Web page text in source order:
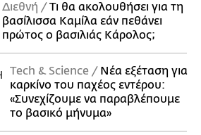
Διεθνή
Τι θα ακολουθήσει για τη
βασίλισσα Καμίλα εάν πεθάνει
πρώτος ο βασιλιάς Κάρολος;
Τech & Science
Νέα εξέταση για
καρκίνο του παχέος εντέρου:
«Συνεχίζουμε να παραβλέπουμε
το βασικό μήνυμα»